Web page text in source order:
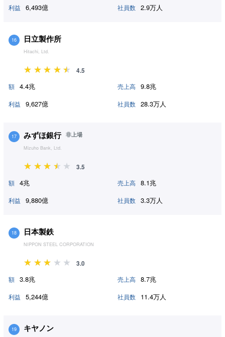
利益 6,493億 社員数 2.9万人
16 日立製作所
Hitachi, Ltd.
4.5
額 4.4兆 売上高 9.8兆
利益 9,627億 社員数 28.3万人
17 みずほ銀行 非上場
Mizuho Bank, Ltd.
3.5
額 4兆 売上高 8.1兆
利益 9,880億 社員数 3.3万人
18 日本製鉄
NIPPON STEEL CORPORATION
3.0
額 3.8兆 売上高 8.7兆
利益 5,244億 社員数 11.4万人
19 キヤノン